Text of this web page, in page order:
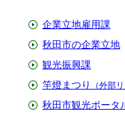
企業立地雇用課
秋田市の企業立地
観光振興課
竿燈まつり
（外部
秋田市観光ポータ